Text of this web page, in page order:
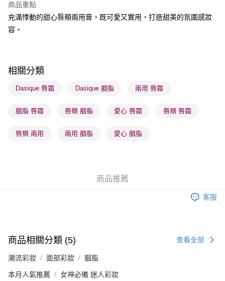
BoC Pay
送貨方式
每筆HK$65.00，滿HK$300.00或以上免運費
確認發貨後1-3 工作天送達，訂單將隨機分配至SF順豐速運或京東
每筆HK$65.00，滿HK$300.00或以上免運費
每筆HK$20.00，滿HK$100.00或以上免運費
(澳門門市) 只顯示可選門市。確認發貨後2-5個工作天到店，3天內
澳門地區配送 - 確認發貨後1-4個工作天送達 運費表
商品重點
充滿悸動的甜心唇頰兩用膏，既可愛又實用，打造甜美的氛圍感妝
容。
相關分類
Dasique 唇霜 Dasique 胭脂 兩用 唇霜
胭脂 唇霜 唇頰 胭脂 愛心 唇霜 唇頰 唇霜
唇頰 兩用 兩用 胭脂 愛心 胭脂
商品推薦
客服
商品相關分類 (5) 查看全部
潮流彩妝 面部彩妝 胭脂
本月人氣推薦 女神必備 迷人彩妝